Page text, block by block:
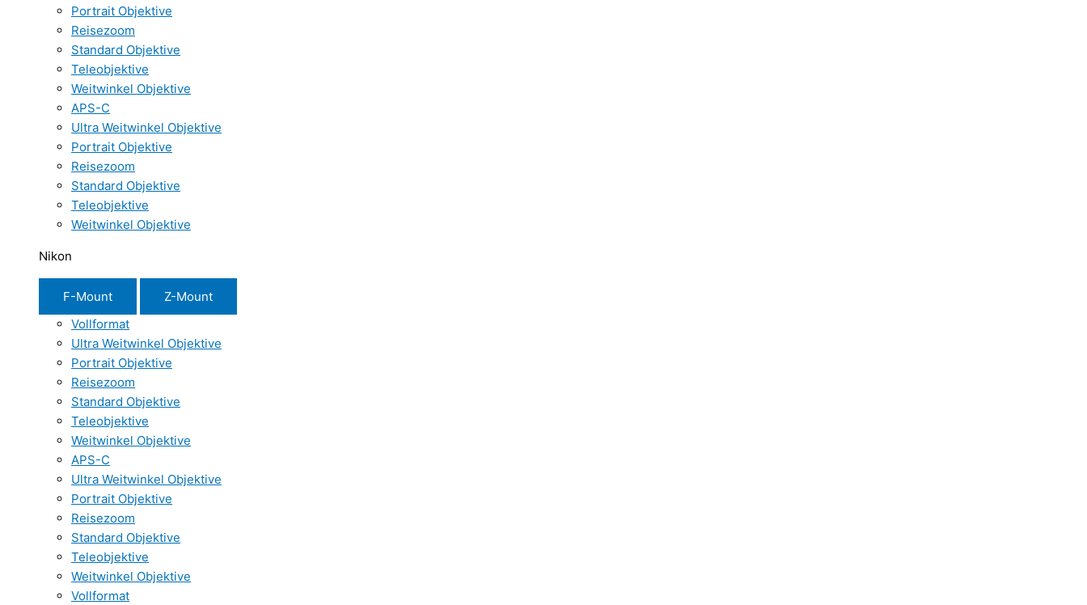
Portrait Objektive
Reisezoom
Standard Objektive
Teleobjektive
Weitwinkel Objektive
APS-C
Ultra Weitwinkel Objektive
Portrait Objektive
Reisezoom
Standard Objektive
Teleobjektive
Weitwinkel Objektive
Nikon
F-Mount
Z-Mount
Vollformat
Ultra Weitwinkel Objektive
Portrait Objektive
Reisezoom
Standard Objektive
Teleobjektive
Weitwinkel Objektive
APS-C
Ultra Weitwinkel Objektive
Portrait Objektive
Reisezoom
Standard Objektive
Teleobjektive
Weitwinkel Objektive
Vollformat